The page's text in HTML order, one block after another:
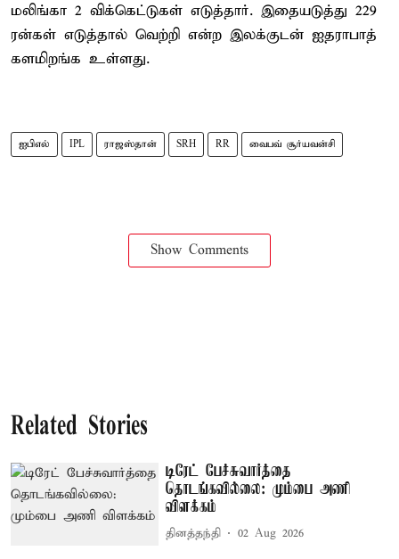
மலிங்கா 2 விக்கெட்டுகள் எடுத்தார். இதையடுத்து 229
ரன்கள் எடுத்தால் வெற்றி என்ற இலக்குடன் ஐதராபாத்
களமிறங்க உள்ளது.
ஐபிஎல் IPL ராஜஸ்தான் SRH RR வைபவ் சூர்யவன்சி
Show Comments
Related Stories
டிரேட் பேச்சுவார்த்தை
தொடங்கவில்லை: மும்பை அணி
விளக்கம்
தினத்தந்தி 02 Aug 2026